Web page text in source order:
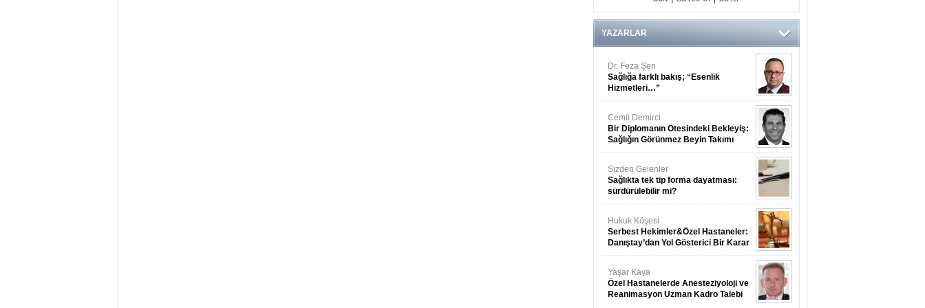
YAZARLAR
Dr. Feza Şen
Sağlığa farklı bakış; “Esenlik
Hizmetleri…”
Cemil Demirci
Bir Diplomanın Ötesindeki Bekleyiş:
Sağlığın Görünmez Beyin Takımı
Sizden Gelenler
Sağlıkta tek tip forma dayatması:
sürdürülebilir mi?
Hukuk Köşesi
Serbest Hekimler&Özel Hastaneler:
Danıştay’dan Yol Gösterici Bir Karar
Yaşar Kaya
Özel Hastanelerde Anesteziyoloji ve
Reanimasyon Uzman Kadro Talebi